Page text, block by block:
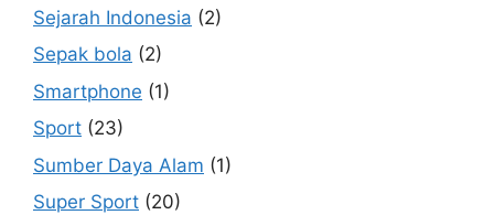
Sejarah Indonesia (2)
Sepak bola (2)
Smartphone (1)
Sport (23)
Sumber Daya Alam (1)
Super Sport (20)